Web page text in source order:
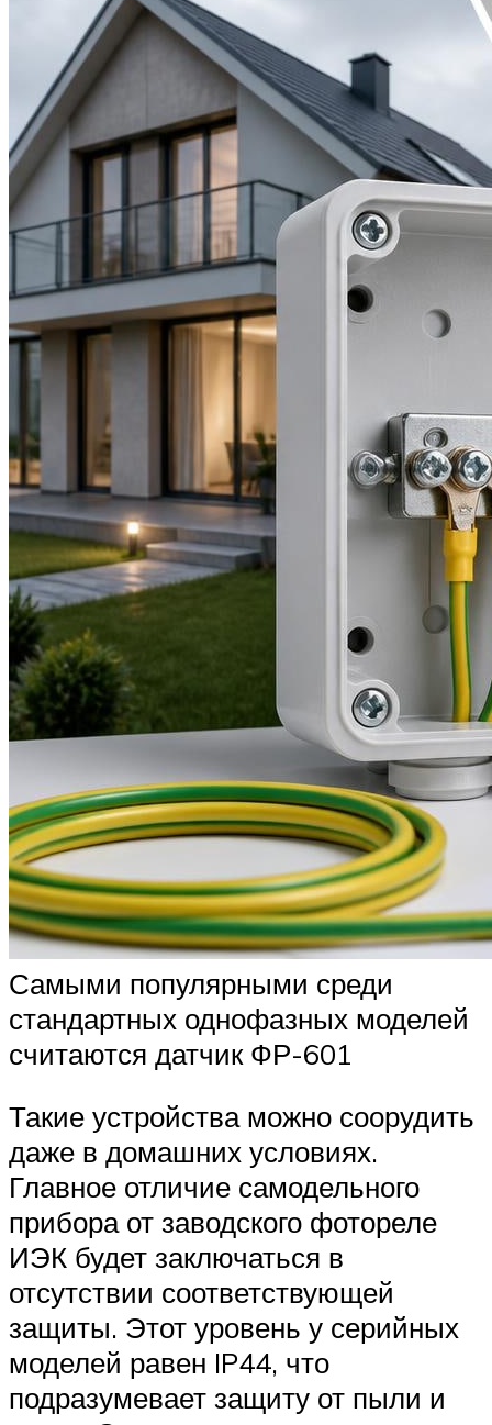
Самыми популярными среди
стандартных однофазных моделей
считаются датчик ФР-601
Такие устройства можно соорудить
даже в домашних условиях.
Главное отличие самодельного
прибора от заводского фотореле
ИЭК будет заключаться в
отсутствии соответствующей
защиты. Этот уровень у серийных
моделей равен IP44, что
подразумевает защиту от пыли и